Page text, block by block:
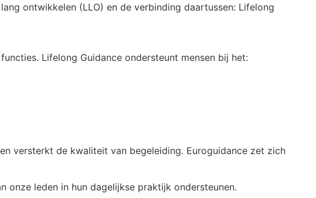
ontwikkelen (LLO) en de verbinding daartussen: Lifelong
Lifelong Guidance ondersteunt mensen bij het:
versterkt de kwaliteit van begeleiding. Euroguidance zet zich
onze leden in hun dagelijkse praktijk ondersteunen.